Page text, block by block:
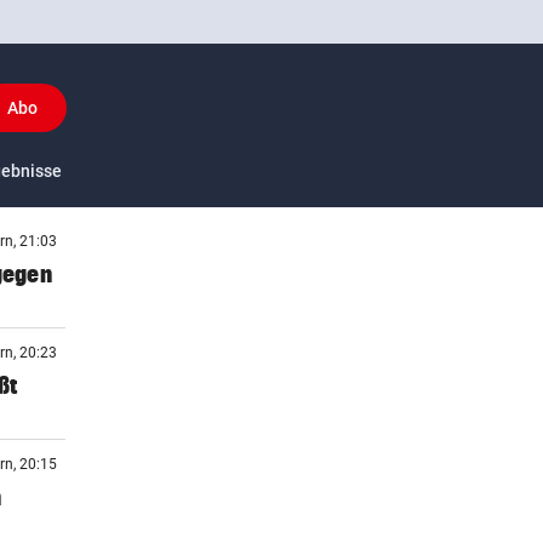
Abo
US-Sport
21:03
20:23
20:15